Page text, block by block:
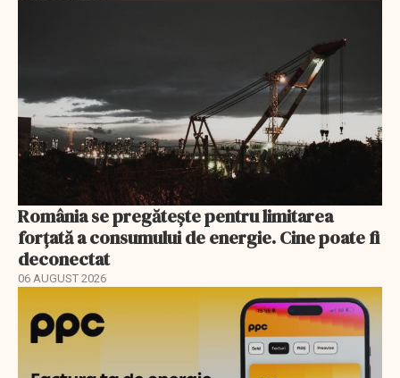
România se pregătește pentru limitarea
forțată a consumului de energie. Cine poate fi
deconectat
06 AUGUST 2026